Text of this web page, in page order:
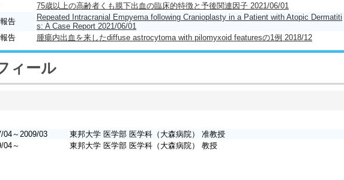
75歳以上の高齢者くも膜下出血の臨床的特徴と予後関連因子 2021/06/01
報告
Repeated Intracranial Empyema following Cranioplasty in a Patient with Atopic Dermatiti
s: A Case Report 2021/06/01
報告 腫瘍内出血を来したdiffuse astrocytoma with pilomyxoid featuresの1例 2018/12
ィール
04～2009/03
東邦大学 医学部 医学科（大森病院） 准教授
04～ 東邦大学 医学部 医学科（大森病院） 教授